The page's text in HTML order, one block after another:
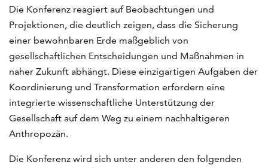
Die Konferenz reagiert auf Beobachtungen und
Projektionen, die deutlich zeigen, dass die Sicherung
einer bewohnbaren Erde maßgeblich von
gesellschaftlichen Entscheidungen und Maßnahmen in
naher Zukunft abhängt. Diese einzigartigen Aufgaben der
Koordinierung und Transformation erfordern eine
integrierte wissenschaftliche Unterstützung der
Gesellschaft auf dem Weg zu einem nachhaltigeren
Anthropozän.
Die Konferenz wird sich unter anderen den folgenden